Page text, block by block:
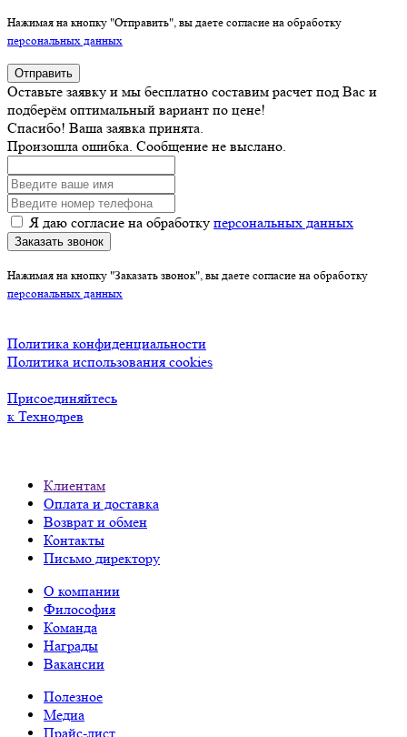
Нажимая на кнопку "Отправить", вы даете согласие на обработку
персональных данных
Отправить
Оставьте заявку и мы бесплатно составим расчет под Вас и
подберём оптимальный вариант по цене!
Спасибо! Ваша заявка принята.
Произошла ошибка. Сообщение не выслано.
Я даю согласие на обработку персональных данных
Заказать звонок
Нажимая на кнопку "Заказать звонок", вы даете согласие на обработку
персональных данных
Политика конфиденциальности
Политика использования cookies
Присоединяйтесь
к Технодрев
Клиентам
Оплата и доставка
Возврат и обмен
Контакты
Письмо директору
О компании
Философия
Команда
Награды
Вакансии
Полезное
Медиа
Прайс-лист